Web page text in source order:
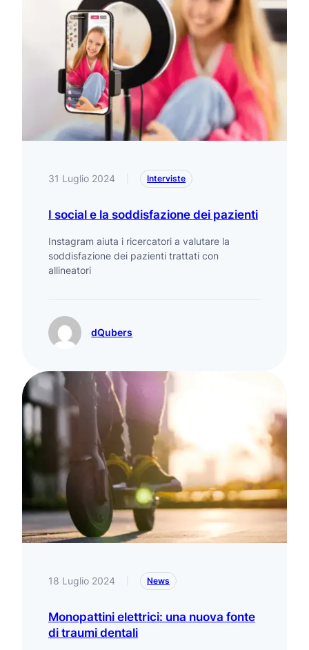
31 Luglio 2024 Interviste
I social e la soddisfazione dei pazienti
Instagram aiuta i ricercatori a valutare la
soddisfazione dei pazienti trattati con
allineatori
dQubers
18 Luglio 2024 News
Monopattini elettrici: una nuova fonte
di traumi dentali